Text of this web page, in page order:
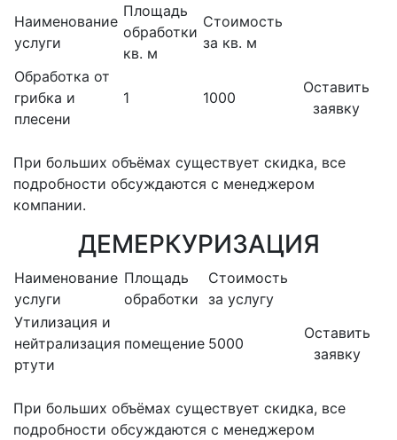
Наименование
услуги
Площадь
обработки
кв. м
Стоимость
за кв. м
Обработка от
грибка и
плесени
1 1000
Оставить
заявку
При больших объёмах существует скидка, все
подробности обсуждаются с менеджером
компании.
ДЕМЕРКУРИЗАЦИЯ
Наименование
услуги
Площадь
обработки
Стоимость
за услугу
Утилизация и
нейтрализация
ртути
помещение 5000
Оставить
заявку
При больших объёмах существует скидка, все
подробности обсуждаются с менеджером